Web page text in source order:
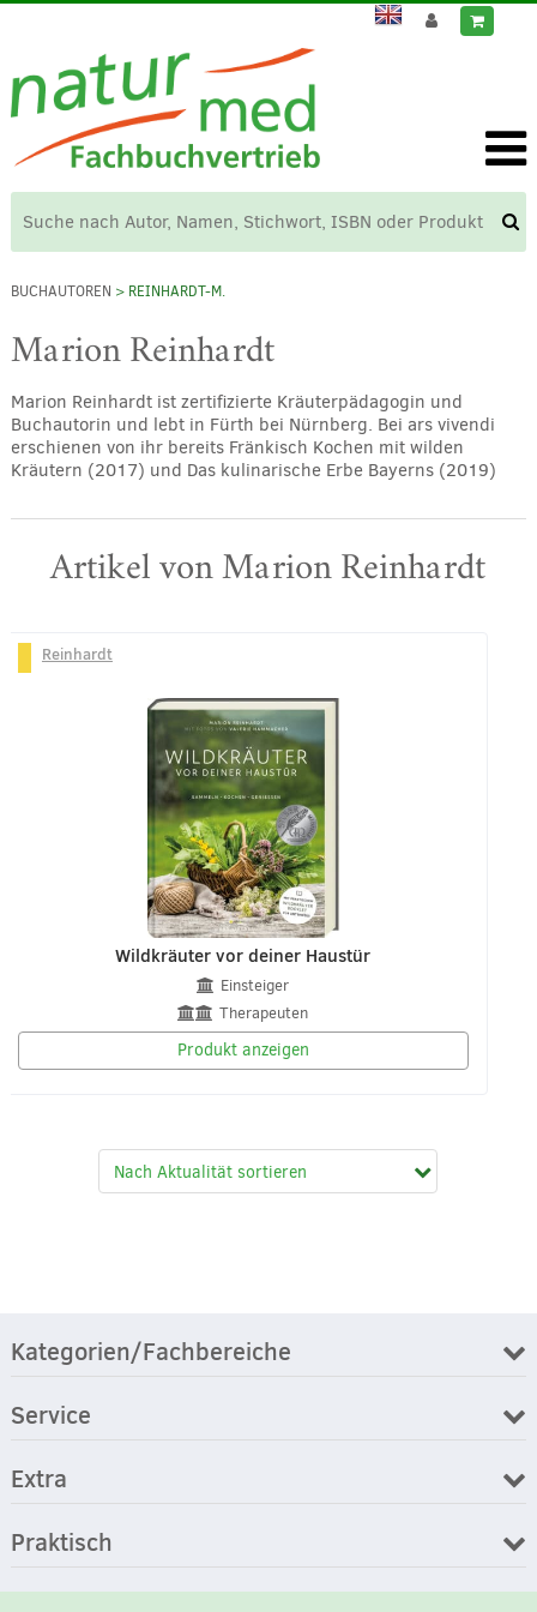
BUCHAUTOREN > REINHARDT-M.
Marion Reinhardt
Marion Reinhardt ist zertifizierte Kräuterpädagogin und
Buchautorin und lebt in Fürth bei Nürnberg. Bei ars vivendi
erschienen von ihr bereits Fränkisch Kochen mit wilden
Kräutern (2017) und Das kulinarische Erbe Bayerns (2019)
Artikel von Marion Reinhardt
Reinhardt
Wildkräuter vor deiner Haustür
Einsteiger
Therapeuten
Produkt anzeigen
Kategorien/Fachbereiche
Service
Extra
Praktisch